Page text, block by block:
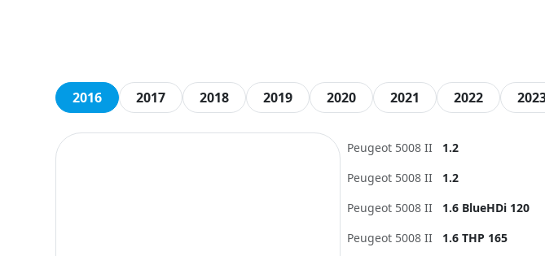
2016 2017 2018 2019 2020 2021 2022
Peugeot 5008 II 1.2
Peugeot 5008 II 1.2
Peugeot 5008 II 1.6 BlueHDi 120
Peugeot 5008 II 1.6 THP 165